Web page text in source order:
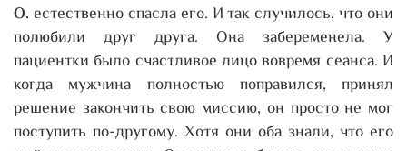
О. естественно спасла его. И так случилось, что они
полюбили друг друга. Она забеременела. У
пациентки было счастливое лицо вовремя сеанса. И
когда мужчина полностью поправился, принял
решение закончить свою миссию, он просто не мог
поступить по-другому. Хотя они оба знали, что его